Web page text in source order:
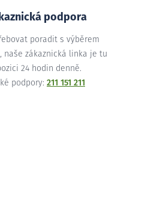
podpora
poradit s výběrem
zákaznická linka je tu
24 hodin denně.
podpory: 211 151 211